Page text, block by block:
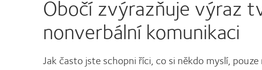
Obočí zvýrazňuje výraz
nonverbální komunikaci
Jak často jste schopni říci, co si někdo myslí,